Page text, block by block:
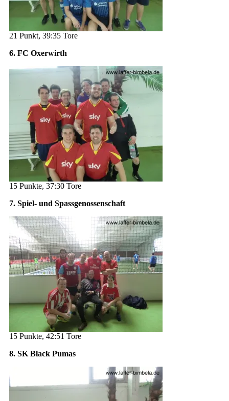
21 Punkt, 39:35 Tore
6. FC Oxerwirth
15 Punkte, 37:30 Tore
7. Spiel- und Spassgenossenschaft
15 Punkte, 42:51 Tore
8. SK Black Pumas